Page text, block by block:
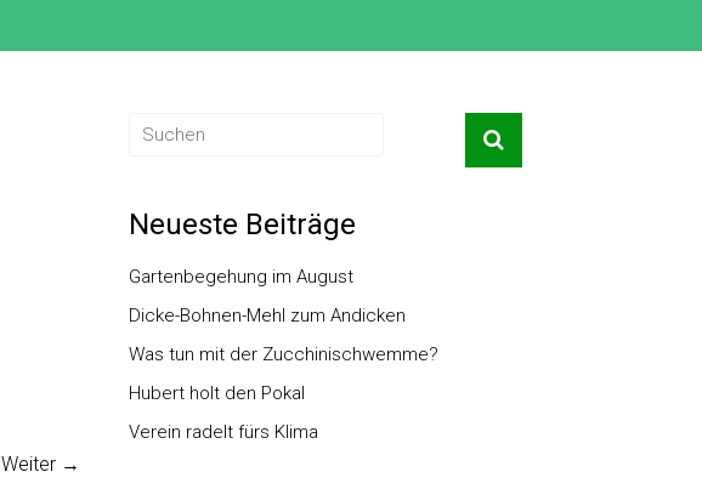
Weiter →
Neueste Beiträge
Gartenbegehung im August
Dicke-Bohnen-Mehl zum Andicken
Was tun mit der Zucchinischwemme?
Hubert holt den Pokal
Verein radelt fürs Klima